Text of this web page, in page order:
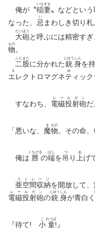
俺が〝稲
いな
妻
ずま
〟などという
なった、 忌
い
まわしき切り札
大
たい
砲
ほう
と呼ぶには精密すぎ
物
もの
。
二
ふた
股
また
に分かれた銃
じゆう
身
しん
を
エレクトロマグネティッ
ＥＭ
すなわち、 電
レ
磁
ー
投
ル
射
ガ
砲
ン
だ
「悪いな、 魔
ま
物
もの
。その命
俺は 唇
くちびる
の端
はし
を吊
つ
り 上
あ
げ
亜
ス
空
ト
間
レ
収
ー
納
ジ
を開放して、
電
レ
磁
ー
投
ル
射
ガ
砲
ン
の銃
じゆう
身
しん
が青白く
『待て! 小
こ
童
わつぱ
!』